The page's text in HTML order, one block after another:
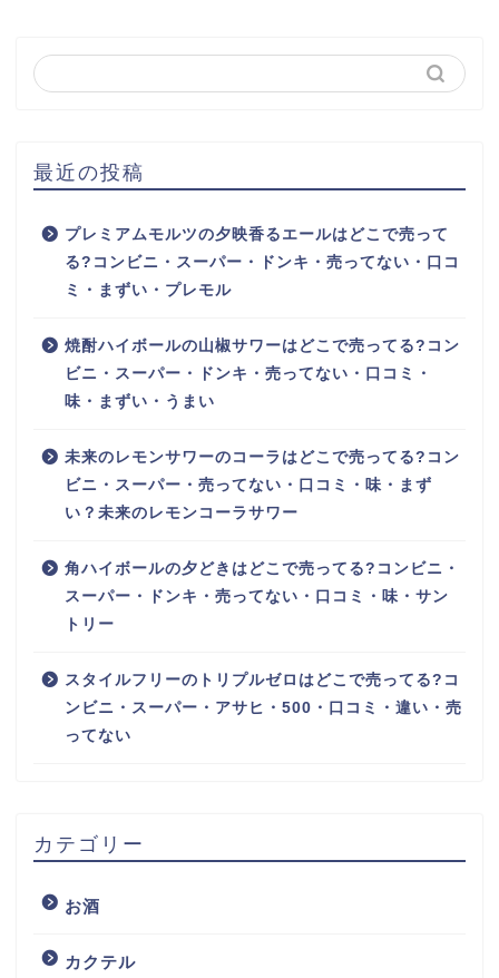
最近の投稿
プレミアムモルツの夕映香るエールはどこで売って
る?コンビニ・スーパー・ドンキ・売ってない・口コ
ミ・まずい・プレモル
焼酎ハイボールの山椒サワーはどこで売ってる?コン
ビニ・スーパー・ドンキ・売ってない・口コミ・
味・まずい・うまい
未来のレモンサワーのコーラはどこで売ってる?コン
ビニ・スーパー・売ってない・口コミ・味・まず
い？未来のレモンコーラサワー
角ハイボールの夕どきはどこで売ってる?コンビニ・
スーパー・ドンキ・売ってない・口コミ・味・サン
トリー
スタイルフリーのトリプルゼロはどこで売ってる?コ
ンビニ・スーパー・アサヒ・500・口コミ・違い・売
ってない
カテゴリー
お酒
カクテル